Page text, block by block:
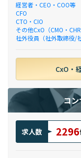
経営者・CEO・COO等
CFO
CTO・CIO
その他CxO（CMO・
社外役員（社外取締役/
CxO・
コン
求人数 2296